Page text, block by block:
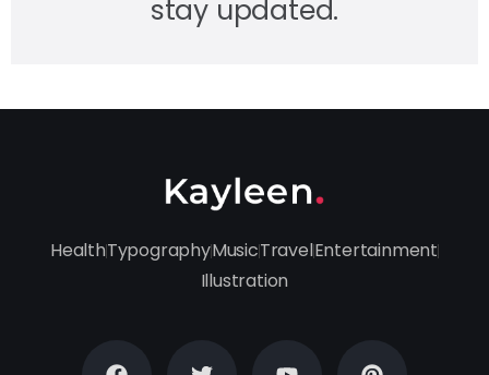
stay updated.
HealthTypographyMusicTravelEntertainment
Illustration